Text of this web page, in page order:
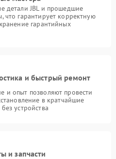
детали JBL и прошедшие
что гарантирует корректную
гарантийных
и быстрый ремонт
и опыт позволяют провести
в кратчайшие
устройства
и запчасти